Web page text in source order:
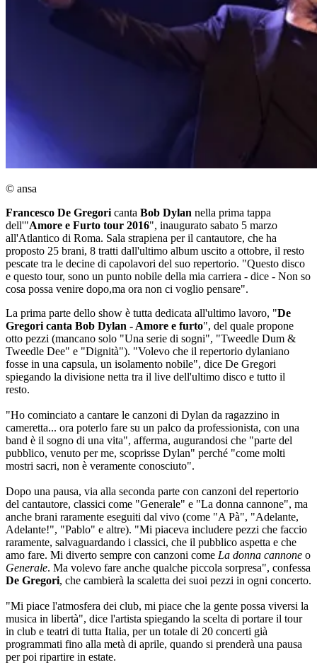
© ansa
Francesco De Gregori canta Bob Dylan nella prima tappa
dell'"Amore e Furto tour 2016", inaugurato sabato 5 marzo
all'Atlantico di Roma. Sala strapiena per il cantautore, che ha
proposto 25 brani, 8 tratti dall'ultimo album uscito a ottobre, il resto
pescate tra le decine di capolavori del suo repertorio. "Questo disco
e questo tour, sono un punto nobile della mia carriera - dice - Non so
cosa possa venire dopo,ma ora non ci voglio pensare".
La prima parte dello show è tutta dedicata all'ultimo lavoro, "De
Gregori canta Bob Dylan - Amore e furto", del quale propone
otto pezzi (mancano solo "Una serie di sogni", "Tweedle Dum &
Tweedle Dee" e "Dignità"). "Volevo che il repertorio dylaniano
fosse in una capsula, un isolamento nobile", dice De Gregori
spiegando la divisione netta tra il live dell'ultimo disco e tutto il
resto.
"Ho cominciato a cantare le canzoni di Dylan da ragazzino in
cameretta... ora poterlo fare su un palco da professionista, con una
band è il sogno di una vita", afferma, augurandosi che "parte del
pubblico, venuto per me, scoprisse Dylan" perché "come molti
mostri sacri, non è veramente conosciuto".
Dopo una pausa, via alla seconda parte con canzoni del repertorio
del cantautore, classici come "Generale" e "La donna cannone", ma
anche brani raramente eseguiti dal vivo (come "A Pà", "Adelante,
Adelante!", "Pablo" e altre). "Mi piaceva includere pezzi che faccio
raramente, salvaguardando i classici, che il pubblico aspetta e che
amo fare. Mi diverto sempre con canzoni come La donna cannone o
Generale. Ma volevo fare anche qualche piccola sorpresa", confessa
De Gregori, che cambierà la scaletta dei suoi pezzi in ogni concerto.
"Mi piace l'atmosfera dei club, mi piace che la gente possa viversi la
musica in libertà", dice l'artista spiegando la scelta di portare il tour
in club e teatri di tutta Italia, per un totale di 20 concerti già
programmati fino alla metà di aprile, quando si prenderà una pausa
per poi ripartire in estate.